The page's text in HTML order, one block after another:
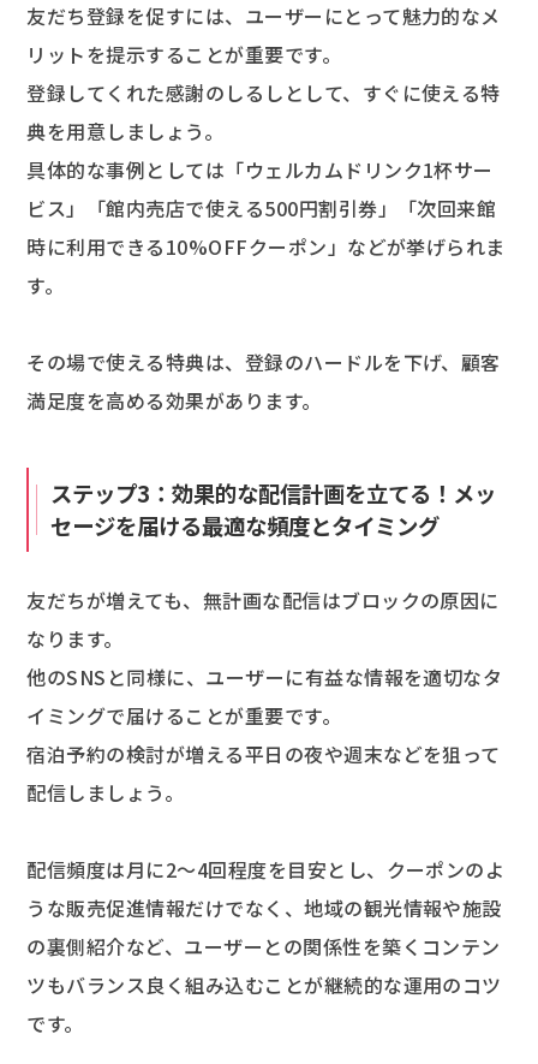
友だち登録を促すには、ユーザーにとって魅力的なメ
リットを提示することが重要です。
登録してくれた感謝のしるしとして、すぐに使える特
典を用意しましょう。
具体的な事例としては「ウェルカムドリンク1杯サー
ビス」「館内売店で使える500円割引券」「次回来館
時に利用できる10%OFFクーポン」などが挙げられま
す。
その場で使える特典は、登録のハードルを下げ、顧客
満足度を高める効果があります。
ステップ3：効果的な配信計画を立てる！メッ
セージを届ける最適な頻度とタイミング
友だちが増えても、無計画な配信はブロックの原因に
なります。
他のSNSと同様に、ユーザーに有益な情報を適切なタ
イミングで届けることが重要です。
宿泊予約の検討が増える平日の夜や週末などを狙って
配信しましょう。
配信頻度は月に2〜4回程度を目安とし、クーポンのよ
うな販売促進情報だけでなく、地域の観光情報や施設
の裏側紹介など、ユーザーとの関係性を築くコンテン
ツもバランス良く組み込むことが継続的な運用のコツ
です。